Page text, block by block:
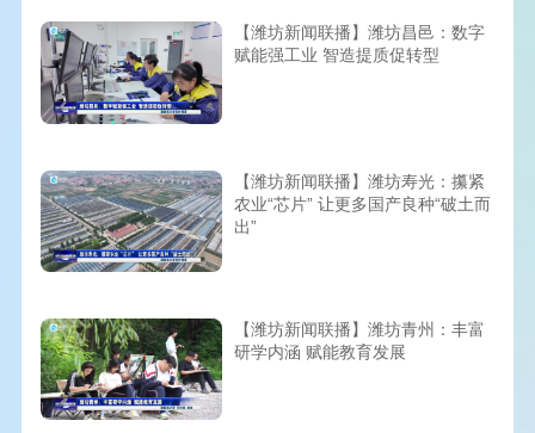
【潍坊新闻联播】潍坊昌邑：数字
赋能强工业 智造提质促转型
【潍坊新闻联播】潍坊寿光：攥紧
农业“芯片” 让更多国产良种“破土而
出”
【潍坊新闻联播】潍坊青州：丰富
研学内涵 赋能教育发展